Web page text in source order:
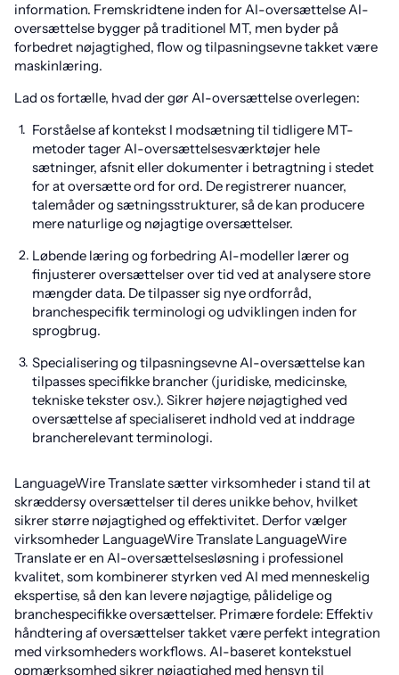
information. Fremskridtene inden for AI-oversættelse AI-
oversættelse bygger på traditionel MT, men byder på
forbedret nøjagtighed, flow og tilpasningsevne takket være
maskinlæring.
Lad os fortælle, hvad der gør AI-oversættelse overlegen:
Forståelse af kontekst I modsætning til tidligere MT-
metoder tager AI-oversættelsesværktøjer hele
sætninger, afsnit eller dokumenter i betragtning i stedet
for at oversætte ord for ord. De registrerer nuancer,
talemåder og sætningsstrukturer, så de kan producere
mere naturlige og nøjagtige oversættelser.
Løbende læring og forbedring AI-modeller lærer og
finjusterer oversættelser over tid ved at analysere store
mængder data. De tilpasser sig nye ordforråd,
branchespecifik terminologi og udviklingen inden for
sprogbrug.
Specialisering og tilpasningsevne AI-oversættelse kan
tilpasses specifikke brancher (juridiske, medicinske,
tekniske tekster osv.). Sikrer højere nøjagtighed ved
oversættelse af specialiseret indhold ved at inddrage
brancherelevant terminologi.
LanguageWire Translate sætter virksomheder i stand til at
skræddersy oversættelser til deres unikke behov, hvilket
sikrer større nøjagtighed og effektivitet. Derfor vælger
virksomheder LanguageWire Translate LanguageWire
Translate er en AI-oversættelsesløsning i professionel
kvalitet, som kombinerer styrken ved AI med menneskelig
ekspertise, så den kan levere nøjagtige, pålidelige og
branchespecifikke oversættelser. Primære fordele: Effektiv
håndtering af oversættelser takket være perfekt integration
med virksomheders workflows. AI-baseret kontekstuel
opmærksomhed sikrer nøjagtighed med hensyn til